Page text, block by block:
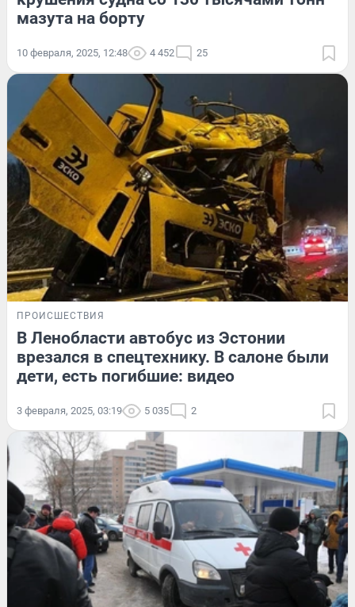
мазута на борту
10 февраля, 2025, 12:48 4 452 25
ПРОИСШЕСТВИЯ
В Ленобласти автобус из Эстонии
врезался в спецтехнику. В салоне были
дети, есть погибшие: видео
3 февраля, 2025, 03:19 5 035 2